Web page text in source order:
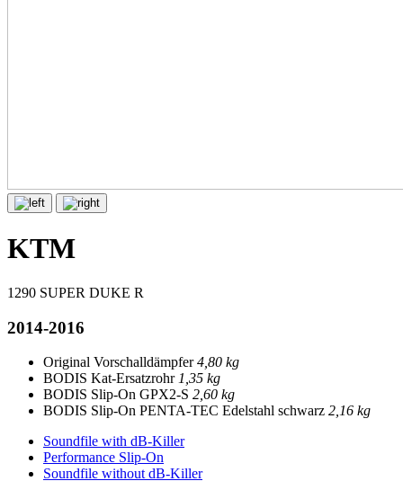
KTM
1290 SUPER DUKE R
2014-2016
Original Vorschalldämpfer4,80 kg
BODIS Kat-Ersatzrohr 1,35 kg
BODIS Slip-On GPX2-S 2,60 kg
BODIS Slip-On PENTA-TEC Edelstahl schwarz 2,16 kg
Soundfile with dB-Killer
Performance Slip-On
Soundfile without dB-Killer